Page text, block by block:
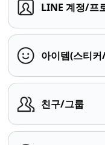
LINE 계정/프
아이템(스티
친구/그룹